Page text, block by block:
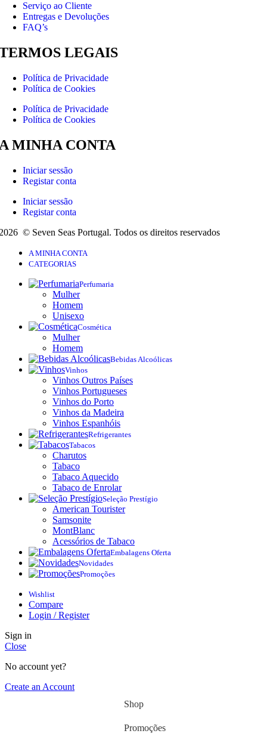
Serviço ao Cliente
Entregas e Devoluções
FAQ’s
LEGAIS
Política de Privacidade
Política de Cookies
Política de Privacidade
Política de Cookies
MINHA CONTA
Iniciar sessão
Registar conta
Iniciar sessão
Registar conta
© Seven Seas Portugal. Todos os direitos reservados
A MINHA CONTA
CATEGORIAS
Perfumaria
Mulher
Homem
Unisexo
Cosmética
Mulher
Homem
Bebidas Alcoólicas
Vinhos
Vinhos Outros Países
Vinhos Portugueses
Vinhos do Porto
Vinhos da Madeira
Vinhos Espanhóis
Refrigerantes
Tabacos
Charutos
Tabaco
Tabaco Aquecido
Tabaco de Enrolar
Seleção Prestígio
American Tourister
Samsonite
MontBlanc
Acessórios de Tabaco
Embalagens Oferta
Novidades
Promoções
Wishlist
Compare
Login / Register
Sign in
Close
No account yet?
Create an Account
Shop
Promoções